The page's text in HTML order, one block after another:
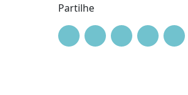
Partilhe